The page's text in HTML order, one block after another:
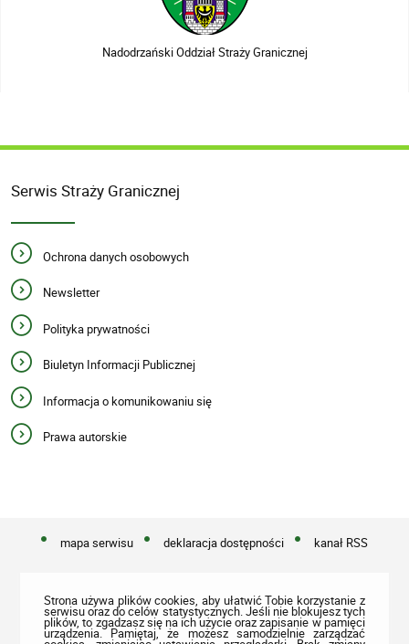
Nadodrzański Oddział Straży Granicznej
Serwis Straży Granicznej
Ochrona danych osobowych
Newsletter
Polityka prywatności
Biuletyn Informacji Publicznej
Informacja o komunikowaniu się
Prawa autorskie
mapa serwisu deklaracja dostępności kanał RSS
Strona używa plików cookies, aby ułatwić Tobie korzystanie z
serwisu oraz do celów statystycznych. Jeśli nie blokujesz tych
plików, to zgadzasz się na ich użycie oraz zapisanie w pamięci
urządzenia. Pamiętaj, że możesz samodzielnie zarządzać